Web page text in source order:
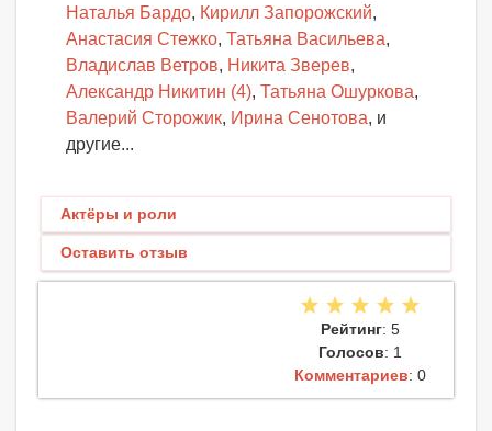
Наталья Бардо, Кирилл Запорожский,
Анастасия Стежко, Татьяна Васильева,
Владислав Ветров, Никита Зверев,
Александр Никитин (4), Татьяна Ошуркова,
Валерий Сторожик, Ирина Сенотова, и
другие...
Актёры и роли
Оставить отзыв
Рейтинг: 5
Голосов: 1
Комментариев: 0